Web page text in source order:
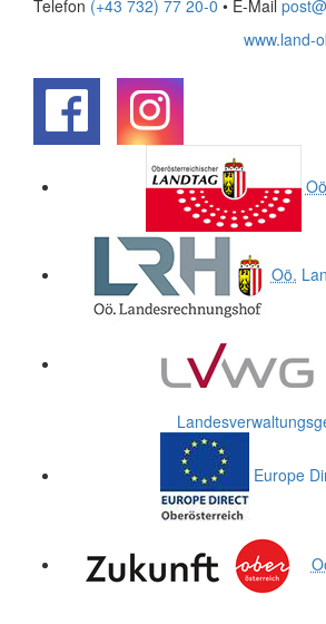
Telefon (+43 732) 77 20-0 • E-Mail
www.land-
Oö.
Europe